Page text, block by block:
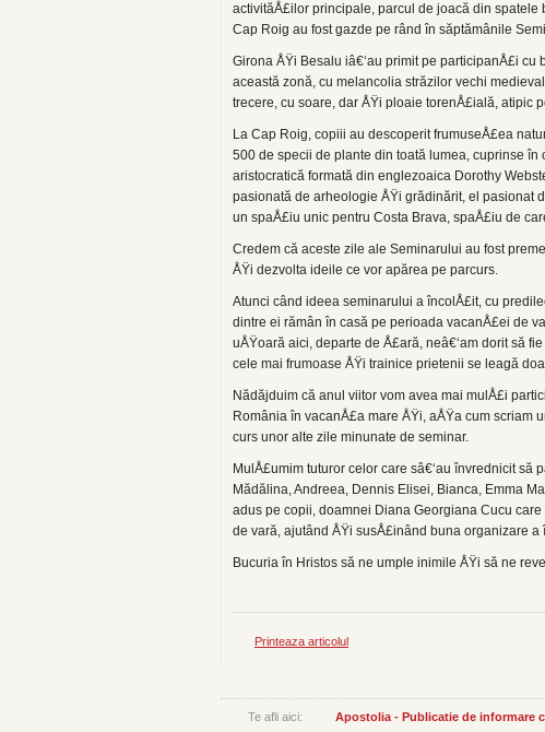
activităÅ£ilor principale, parcul de joacă din
Cap Roig au fost gazde pe rând în săptămânile
Girona ÅŸi Besalu iâ€‘au primit pe participanÅ£i
această zonă, cu melancolia străzilor vechi
trecere, cu soare, dar ÅŸi ploaie torenÅ£ială, atipic
La Cap Roig, copiii au descoperit frumuseÅ£ea
500 de specii de plante din toată lumea, cuprinse
aristocratică formată din englezoaica Dorothy
pasionată de arheologie ÅŸi grădinărit, el pasionat
un spaÅ£iu unic pentru Costa Brava, spaÅ£iu de
Credem că aceste zile ale Seminarului au fost
ÅŸi dezvolta ideile ce vor apărea pe parcurs.
Atunci când ideea seminarului a încolÅ£it, cu
dintre ei rămân în casă pe perioada vacanÅ£ei de
uÅŸoară aici, departe de Å£ară, neâ€‘am dorit să
cele mai frumoase ÅŸi trainice prietenii se leagă
Nădăjduim că anul viitor vom avea mai mulÅ£i
România în vacanÅ£a mare ÅŸi, aÅŸa cum scriam
curs unor alte zile minunate de seminar.
MulÅ£umim tuturor celor care sâ€‘au învrednicit să
Mădălina, Andreea, Dennis Elisei, Bianca, Emma
adus pe copii, doamnei Diana Georgiana Cucu
de vară, ajutând ÅŸi susÅ£inând buna organizare
Bucuria în Hristos să ne umple inimile ÅŸi să ne
Printeaza articolul
Te afli aici: Apostolia - Publicatie de informare